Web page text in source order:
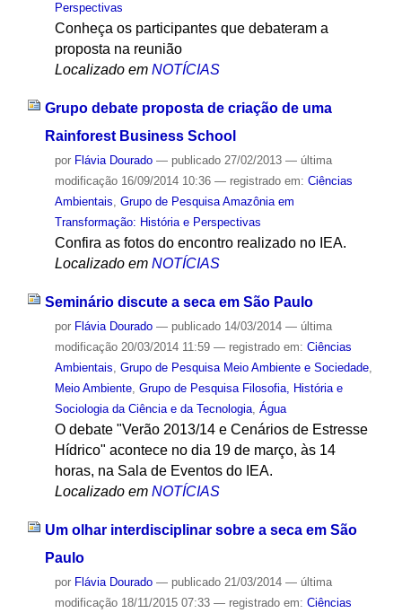
Perspectivas
Conheça os participantes que debateram a
proposta na reunião
Localizado em NOTÍCIAS
Grupo debate proposta de criação de uma
Rainforest Business School
por Flávia Dourado — publicado27/02/2013 — última
modificação16/09/2014 10:36 — registrado em: Ciências
Ambientais, Grupo de Pesquisa Amazônia em
Transformação: História e Perspectivas
Confira as fotos do encontro realizado no IEA.
Localizado em NOTÍCIAS
Seminário discute a seca em São Paulo
por Flávia Dourado — publicado14/03/2014 — última
modificação20/03/2014 11:59 — registrado em: Ciências
Ambientais Grupo de Pesquisa Meio Ambiente e Sociedade,
Meio Ambiente, Grupo de Pesquisa Filosofia, História e
Sociologia da Ciência e da Tecnologia, Água
O debate "Verão 2013/14 e Cenários de Estresse
Hídrico" acontece no dia 19 de março, às 14
horas, na Sala de Eventos do IEA.
Localizado em NOTÍCIAS
Um olhar interdisciplinar sobre a seca em São
Paulo
por Flávia Dourado — publicado21/03/2014 — última
modificação18/11/2015 07:33 — registrado em: Ciências